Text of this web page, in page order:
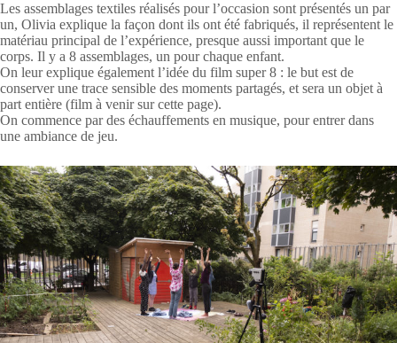
Les assemblages textiles réalisés pour l’occasion sont présentés un par
un, Olivia explique la façon dont ils ont été fabriqués, il représentent le
matériau principal de l’expérience, presque aussi important que le
corps. Il y a 8 assemblages, un pour chaque enfant.
On leur explique également l’idée du film super 8 : le but est de
conserver une trace sensible des moments partagés, et sera un objet à
part entière (film à venir sur cette page).
On commence par des échauffements en musique, pour entrer dans
une ambiance de jeu.